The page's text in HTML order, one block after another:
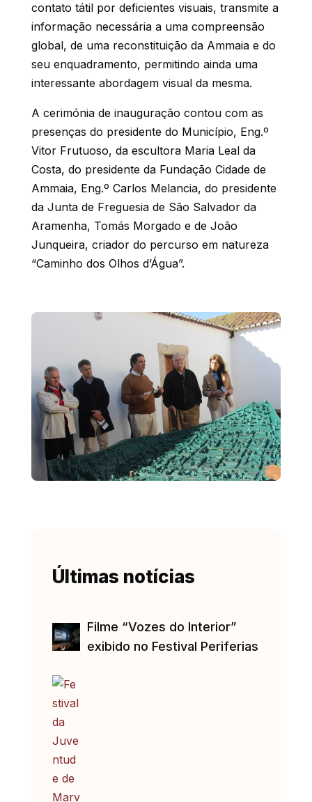
contato tátil por deficientes visuais, transmite a
informação necessária a uma compreensão
global, de uma reconstituição da Ammaia e do
seu enquadramento, permitindo ainda uma
interessante abordagem visual da mesma.
A cerimónia de inauguração contou com as
presenças do presidente do Município, Eng.º
Vitor Frutuoso, da escultora Maria Leal da
Costa, do presidente da Fundação Cidade de
Ammaia, Eng.º Carlos Melancia, do presidente
da Junta de Freguesia de São Salvador da
Aramenha, Tomás Morgado e de João
Junqueira, criador do percurso em natureza
“Caminho dos Olhos d’Água”.
Últimas notícias
Filme “Vozes do Interior”
exibido no Festival Periferias